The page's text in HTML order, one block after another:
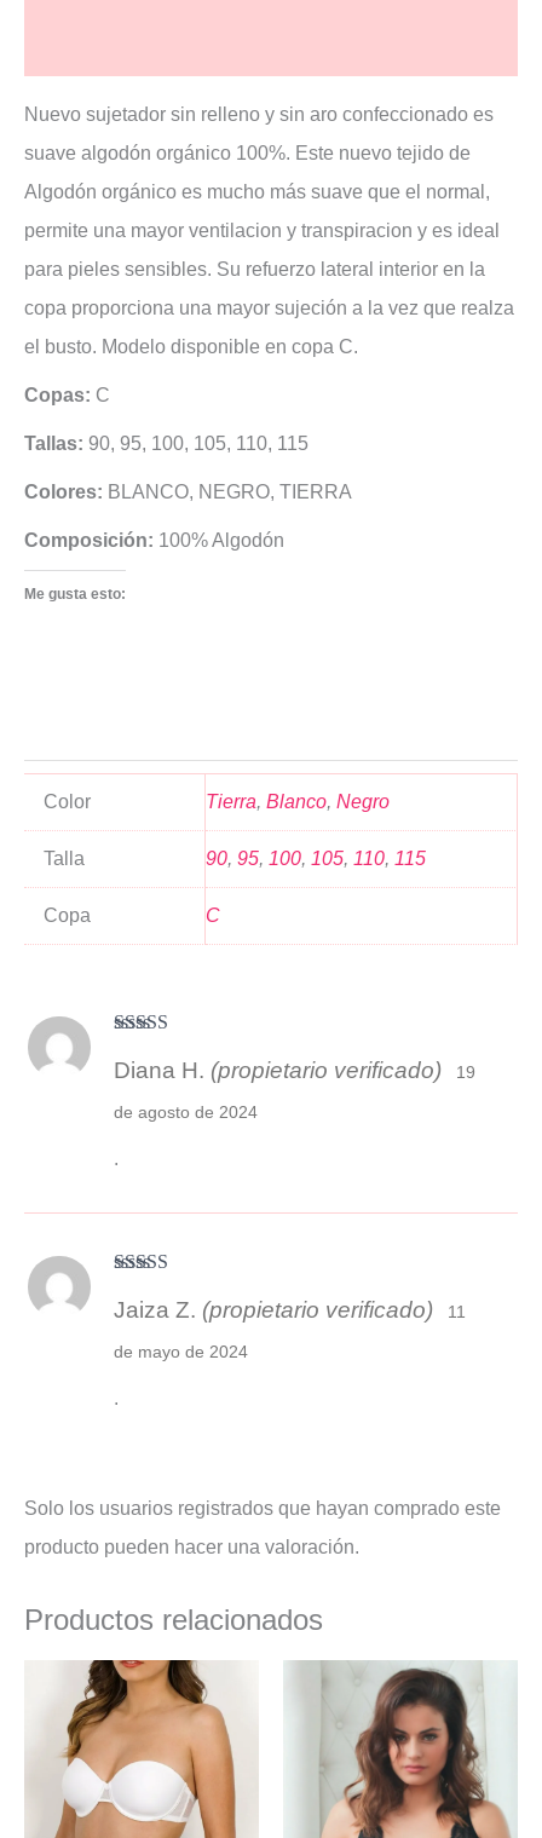
Nuevo sujetador sin relleno y sin aro confeccionado es
suave algodón orgánico 100%. Este nuevo tejido de
Algodón orgánico es mucho más suave que el normal,
permite una mayor ventilacion y transpiracion y es ideal
para pieles sensibles. Su refuerzo lateral interior en la
copa proporciona una mayor sujeción a la vez que realza
el busto. Modelo disponible en copa C.
Copas: C
Tallas: 90, 95, 100, 105, 110, 115
Colores: BLANCO, NEGRO, TIERRA
Composición: 100% Algodón
Me gusta esto:
Color Tierra, Blanco, Negro
Talla 90, 95, 100, 105, 110, 115
Copa C
con4de 5
Diana H. (propietario verificado) 19
de agosto de 2024
.
5 de 5
Jaiza Z. (propietario verificado) 11
de mayo de 2024
.
Solo los usuarios registrados que hayan comprado este
producto pueden hacer una valoración.
Productos relacionados
El
precio
original
30,90 €.
precio
actual
es:
24,60 €.
El
precio
original
era:
27,90 €.
actual
es:
23,90 €.